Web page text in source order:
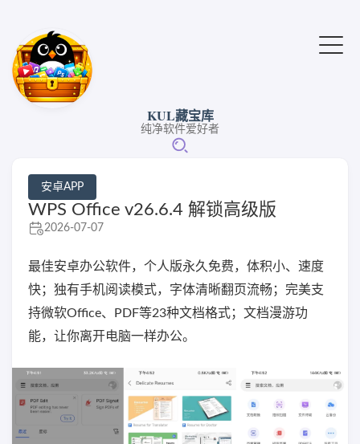
KUL藏宝库
纯净软件爱好者
安卓APP
WPS Office v26.6.4 解锁高级版
2026-07-07
最佳安卓办公软件，个人版永久免费，体积小、速度
快；独有手机阅读模式，字体清晰翻页流畅；完美支
持微软Office、PDF等23种文档格式；文档漫游功
能，让你离开电脑一样办公。